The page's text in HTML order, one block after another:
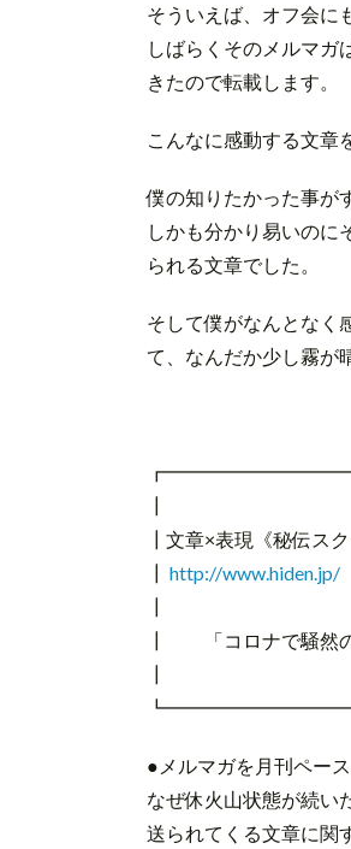
そういえば、オフ会に
しばらくそのメルマガ
きたので転載します。
こんなに感動する文章
僕の知りたかった事が
しかも分かり易いのに
られる文章でした。
そして僕がなんとなく
て、なんだか少し霧が
┃
┃文章×表現《秘伝ス
┃ http://www.hiden.jp/
┃
┃ 「コロナで騒然の
┃
●メルマガを月刊ペー
なぜ休火山状態が続い
送られてくる文章に関